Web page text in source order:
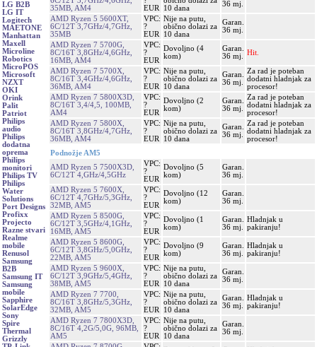
LG B2B
LG IT
Logitech
MAETONE
Manhattan
Maxell
Microline
Robotics
MicroPOS
Microsoft
NZXT
OKI
Orink
Palit
Patriot
Philips
audio
Philips
dodatna
oprema
Philips
monitori
Philips TV
Philips
Water
Solutions
Port Designs
Profixx
Projecto
Razne stvari
Realme
mobile
Renusol
Samsung
B2B
Samsung IT
Samsung
mobile
Sapphire
SolarEdge
Sony
Spire
Thermal
Grizzly
35MB, AM4
EUR
10 dana
36 mj.
AMD Ryzen 5 5600XT,
6C/12T 3,7GHz/4,7GHz,
35MB
VPC:
?
EUR
Nije na putu,
obično dolazi za
10 dana
Garan.
36 mj.
AMD Ryzen 7 5700G,
8C/16T 3,8GHz/4,6GHz,
16MB, AM4
VPC:
?
EUR
Dovoljno (4
kom)
Garan.
36 mj.
Hit.
AMD Ryzen 7 5700X,
8C/16T 3,4GHz/4,6GHz,
36MB, AM4
VPC:
?
EUR
Nije na putu,
obično dolazi za
10 dana
Garan.
36 mj.
Za rad je poteban
dodatni hladnjak za
procesor!
AMD Ryzen 7 5800X3D,
8C/16T 3,4/4,5, 100MB,
AM4
VPC:
?
EUR
Dovoljno (2
kom)
Garan.
36 mj.
Za rad je poteban
dodatni hladnjak za
procesor!
AMD Ryzen 7 5800X,
8C/16T 3,8GHz/4,7GHz,
36MB, AM4
VPC:
?
EUR
Nije na putu,
obično dolazi za
10 dana
Garan.
36 mj.
Za rad je poteban
dodatni hladnjak za
procesor!
Podnožje AM5
AMD Ryzen 5 7500X3D,
6C/12T 4,GHz/4,5GHz
VPC:
?
EUR
Dovoljno (5
kom)
Garan.
36 mj.
AMD Ryzen 5 7600X,
6C/12T 4,7GHz/5,3GHz,
32MB, AM5
VPC:
?
EUR
Dovoljno (12
kom)
Garan.
36 mj.
AMD Ryzen 5 8500G,
6C/12T 3,5GHz/4,1GHz,
16MB, AM5
VPC:
?
EUR
Dovoljno (1
kom)
Garan.
36 mj.
Hladnjak u
pakiranju!
AMD Ryzen 5 8600G,
6C/12T 3,8GHz/5,0GHz,
22MB, AM5
VPC:
?
EUR
Dovoljno (9
kom)
Garan.
36 mj.
Hladnjak u
pakiranju!
AMD Ryzen 5 9600X,
6C/12T 3,9GHz/5,4GHz,
38MB, AM5
VPC:
?
EUR
Nije na putu,
obično dolazi za
10 dana
Garan.
36 mj.
AMD Ryzen 7 7700,
8C/16T 3,8GHz/5,3GHz,
32MB, AM5
VPC:
?
EUR
Nije na putu,
obično dolazi za
10 dana
Garan.
36 mj.
Hladnjak u
pakiranju!
AMD Ryzen 7 7800X3D,
8C/16T 4,2G/5,0G, 96MB,
AM5
VPC:
?
EUR
Nije na putu,
obično dolazi za
10 dana
Garan.
36 mj.